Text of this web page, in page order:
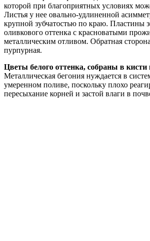
которой при благоприятных условиях
Листья у нее овально-удлиненной
крупной зубчатостью по краю. Пластины
оливкового оттенка с красноватыми
металлическим отливом. Обратная
пурпурная.
Цветы белого оттенка, собраны в
Металлическая бегония нуждается в
умеренном поливе, поскольку плохо
пересыхание корней и застой влаги в